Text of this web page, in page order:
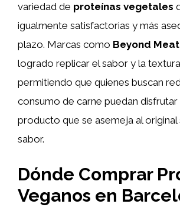
variedad de proteínas vegetales
igualmente satisfactorias y más
plazo. Marcas como Beyond Meat
logrado replicar el sabor y la
permitiendo que quienes buscan
consumo de carne puedan disfrutar
producto que se asemeja al original
sabor.
Dónde Comprar
Veganos en